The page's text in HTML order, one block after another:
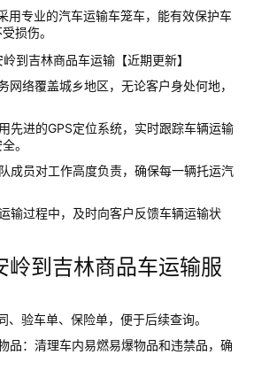
用专业的汽车运输车笼车，能有效保护车
损伤。
网络覆盖城乡地区，无论客户身处何地，
先进的GPS定位系统，实时跟踪车辆运输
。
成员对工作高度负责，确保每一辆托运汽
输过程中，及时向客户反馈车辆运输状
岭到吉林商品车运输服
、验车单、保险单，便于后续查询。
品：清理车内易燃易爆物品和违禁品，确